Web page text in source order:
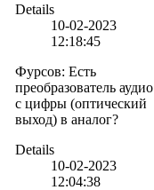
Details
10-02-2023
12:18:45
Фурсов: Есть
преобразователь аудио
с цифры (оптический
выход) в аналог?
Details
10-02-2023
12:04:38